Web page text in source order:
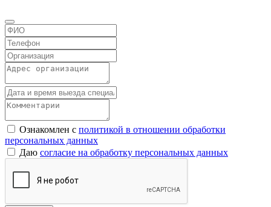
Ознакомлен с политикой в отношении обработки
персональных данных
Даю согласие на обработку персональных данных